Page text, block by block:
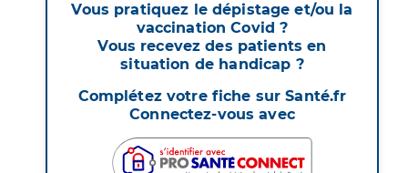
Vous pratiquez le dépistage et/ou la
vaccination Covid ?
Vous recevez des patients en
situation de handicap ?
Complétez votre fiche sur Santé.fr
Connectez-vous avec